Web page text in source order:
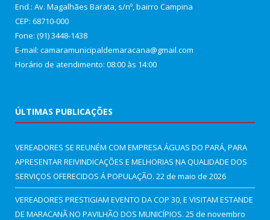
End.: Av. Magalhães Barata, s/nº, bairro Campina
CEP: 68710-000
Fone: (91) 3448-1438
E-mail: camaramunicipaldemaracana@gmail.com
Horário de atendimento: 08:00 às 14:00
ÚLTIMAS PUBLICAÇÕES
VEREADORES SE REUNÉM COM EMPRESA ÁGUAS DO PARÁ, PARA
APRESENTAR REIVINDICAÇÕES E MELHORIAS NA QUALIDADE DOS
SERVIÇOS OFERECIDOS Á POPULAÇÃO. 22 de maio de 2026
VEREADORES PRESTIGIAM EVENTO DA COP 30, E VISITAM ESTANDE
DE MARACANÃ NO PAVILHÃO DOS MUNICÍPIOS. 25 de novembro